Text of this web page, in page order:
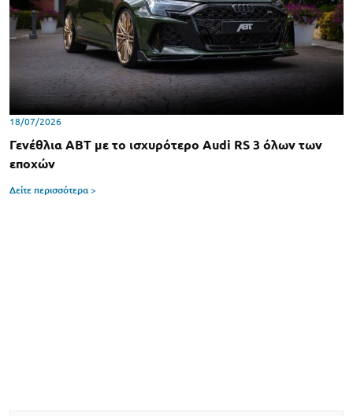
18/07/2026
Γενέθλια ABT με το ισχυρότερο Audi RS 3 όλων των
εποχών
Δείτε περισσότερα >